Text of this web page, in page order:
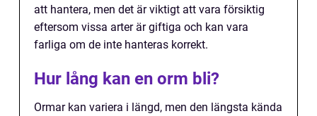
att hantera, men det är viktigt att vara försiktig
eftersom vissa arter är giftiga och kan vara
farliga om de inte hanteras korrekt.
Hur lång kan en orm bli?
Ormar kan variera i längd, men den längsta kända